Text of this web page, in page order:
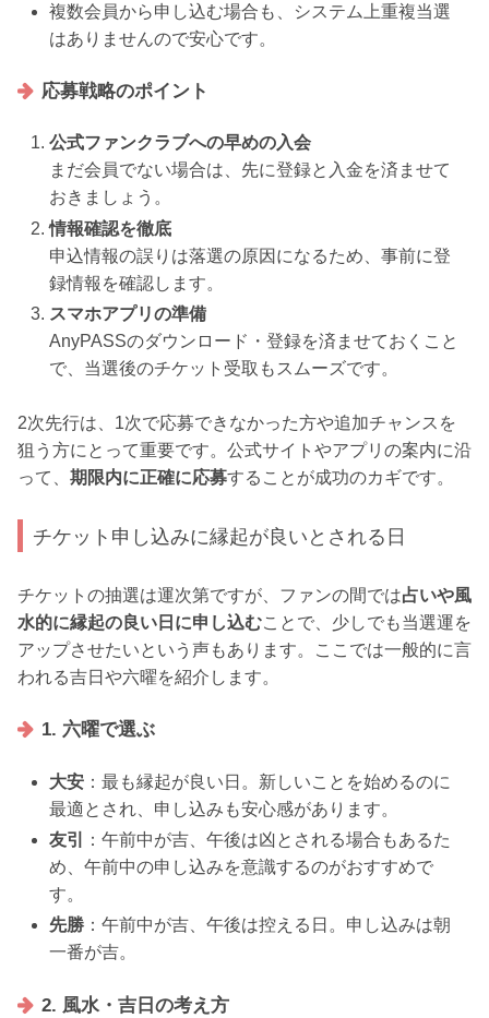
複数会員から申し込む場合も、システム上重複当選
はありませんので安心です。
応募戦略のポイント
公式ファンクラブへの早めの入会
まだ会員でない場合は、先に登録と入金を済ませて
おきましょう。
情報確認を徹底
申込情報の誤りは落選の原因になるため、事前に登
録情報を確認します。
スマホアプリの準備
AnyPASSのダウンロード・登録を済ませておくこと
で、当選後のチケット受取もスムーズです。
2次先行は、1次で応募できなかった方や追加チャンスを
狙う方にとって重要です。公式サイトやアプリの案内に沿
って、 期限内に正確に応募することが成功のカギです。
チケット申し込みに縁起が良いとされる日
チケットの抽選は運次第ですが、ファンの間では占いや風
水的に縁起の良い日に申し込むことで、少しでも当選運を
アップさせたいという声もあります。ここでは一般的に言
われる吉日や六曜を紹介します。
1. 六曜で選ぶ
大安 ：最も縁起が良い日。新しいことを始めるのに
最適とされ、申し込みも安心感があります。
友引
：午前中が吉、午後は凶とされる場合もあるた
め、午前中の申し込みを意識するのがおすすめで
す。
先勝 ：午前中が吉、午後は控える日。申し込みは朝
一番が吉。
2. 風水・吉日の考え方